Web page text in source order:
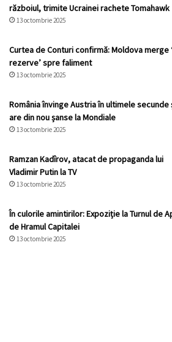
războiul, trimite Ucrainei rachete Tomahawk
13 octombrie 2025
Curtea de Conturi confirmă: Moldova merge
rezerve’ spre faliment
13 octombrie 2025
România învinge Austria în ultimele secunde
are din nou șanse la Mondiale
13 octombrie 2025
Ramzan Kadîrov, atacat de propaganda lui
Vladimir Putin la TV
13 octombrie 2025
În culorile amintirilor: Expoziție la Turnul de
de Hramul Capitalei
13 octombrie 2025